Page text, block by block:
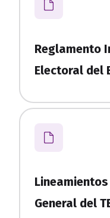
Reglamento
Electoral del
General del